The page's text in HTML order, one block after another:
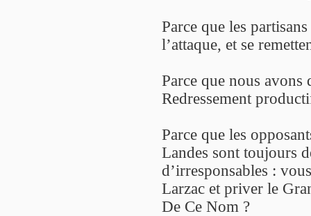
Parce que les
l’attaque, et se
Parce que nous
Redressement
Parce que les
Landes sont toujours
d’irresponsables :
Larzac et priver le
De Ce Nom ?